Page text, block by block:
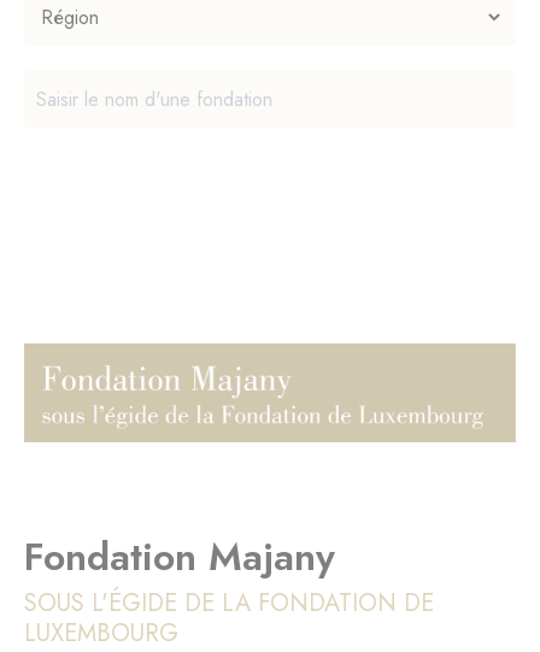
Fondation Majany
SOUS L'ÉGIDE DE LA FONDATION DE
LUXEMBOURG